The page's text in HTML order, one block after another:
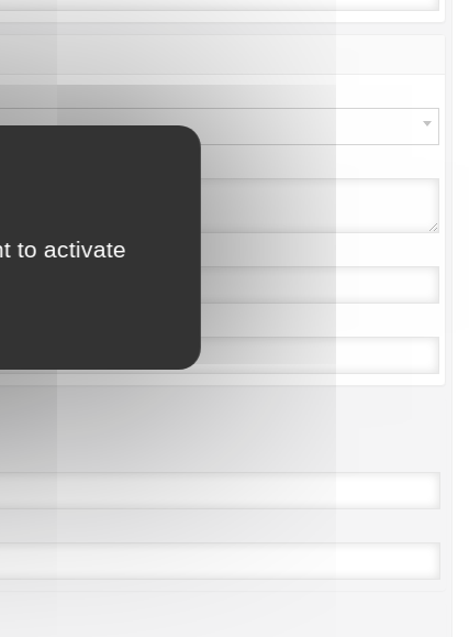
to activate